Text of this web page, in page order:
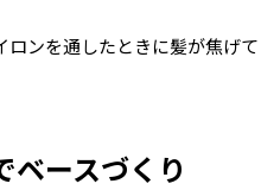
ロンを通したときに髪が焦げ
ベースづくり